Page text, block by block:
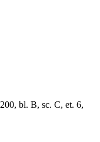
bl. B, sc. C, et. 6,